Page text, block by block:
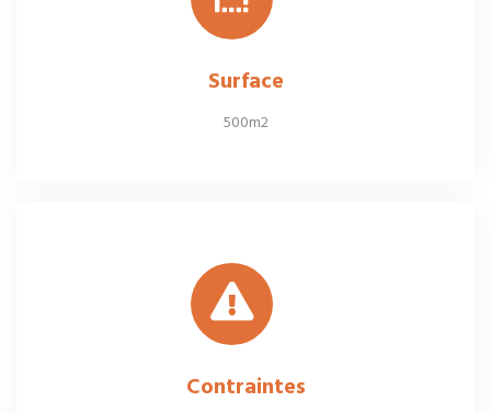
Surface
500m2
Contraintes